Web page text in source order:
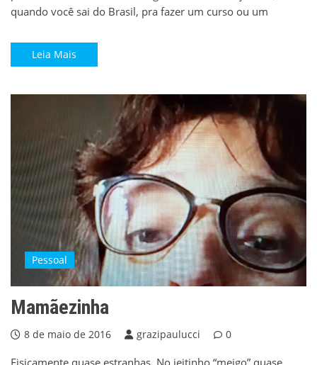
quando você sai do Brasil, pra fazer um curso ou um
Leia Mais
Pessoal
Mamãezinha
8 de maio de 2016 grazipaulucci 0
Fisicamente quase estranhas. No jeitinho “meigo” quase